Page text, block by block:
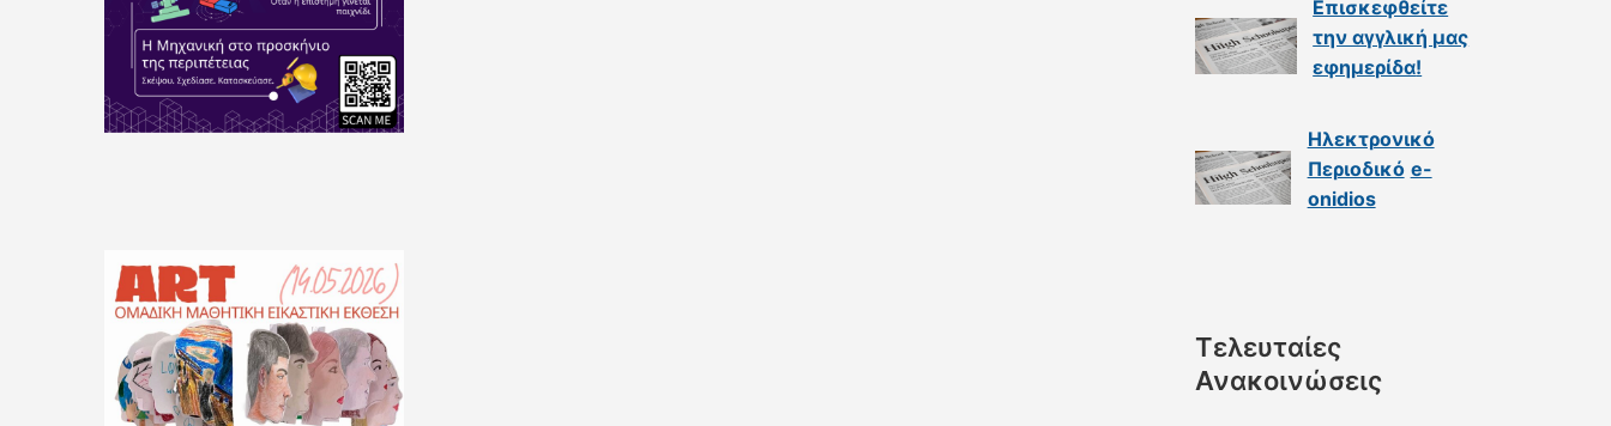
Επισκεφθείτε
την αγγλική μας
εφημερίδα!
Ηλεκτρονικό
Περιοδικό e-
onidios
Τελευταίες
Ανακοινώσεις